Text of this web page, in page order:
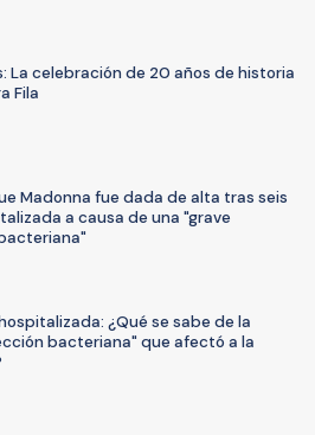
La celebración de 20 años de historia
Fila
Madonna fue dada de alta tras seis
a causa de una "grave
¿Qué se sabe de la
bacteriana" que afectó a la